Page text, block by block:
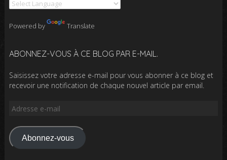
Powered by Translate
ABONNEZ-VOUS À CE BLOG PAR E-MAIL.
Saisissez votre adresse e-mail pour vous abonner à ce blog et
recevoir une notification de chaque nouvel article par email.
Adresse
mail
Abonnez-vous